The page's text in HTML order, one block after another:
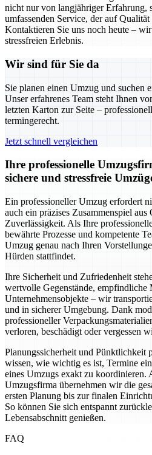
nicht nur von langjähriger Erfahrung,
umfassenden Service, der auf
Kontaktieren Sie uns noch heute –
stressfreien Erlebnis.
Wir sind für Sie da
Sie planen einen Umzug und suchen
Unser erfahrenes Team steht Ihnen
letzten Karton zur Seite –
termingerecht.
Jetzt schnell vergleichen
Ihre professionelle
sichere und stressfreie
Ein professioneller Umzug erfordert
auch ein präzises Zusammenspiel
Zuverlässigkeit. Als Ihre
bewährte Prozesse und kompetente
Umzug genau nach Ihren
Hürden stattfindet.
Ihre Sicherheit und Zufriedenheit
wertvolle Gegenstände, empfindliche
Unternehmensobjekte – wir
und in sicherer Umgebung. Dank
professioneller
verloren, beschädigt oder vergessen
Planungssicherheit und Pünktlichkeit
wissen, wie wichtig es ist, Termine
eines Umzugs exakt zu koordinieren.
Umzugsfirma übernehmen wir die
ersten Planung bis zur finalen
So können Sie sich entspannt
Lebensabschnitt genießen.
FAQ